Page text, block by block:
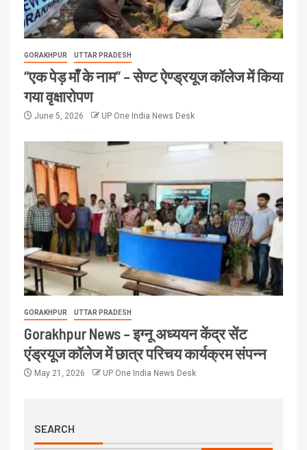
GORAKHPUR UTTAR PRADESH
“एक पेड़ माँ के नाम” – सेण्ट ऐण्ड्रयूज कॉलेज में किया
गया वृक्षारोपण
June 5, 2026 UP One India News Desk
GORAKHPUR UTTAR PRADESH
Gorakhpur News – इग्नू अध्ययन केंद्र सेंट
एंड्रयूज कॉलेज में छात्र परिचय कार्यक्रम संपन्न
May 21, 2026 UP One India News Desk
SEARCH